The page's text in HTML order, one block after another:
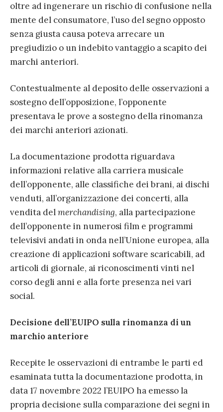
oltre ad ingenerare un rischio di confusione nella
mente del consumatore, l’uso del segno opposto
senza giusta causa poteva arrecare un
pregiudizio o un indebito vantaggio a scapito dei
marchi anteriori.
Contestualmente al deposito delle osservazioni a
sostegno dell’opposizione, l’opponente
presentava le prove a sostegno della rinomanza
dei marchi anteriori azionati.
La documentazione prodotta riguardava
informazioni relative alla carriera musicale
dell’opponente, alle classifiche dei brani, ai dischi
venduti, all’organizzazione dei concerti, alla
vendita delmerchandising, alla partecipazione
dell’opponente in numerosi film e programmi
televisivi andati in onda nell’Unione europea, alla
creazione di applicazioni software scaricabili, ad
articoli di giornale, ai riconoscimenti vinti nel
corso degli anni e alla forte presenza nei vari
social.
Decisione dell’EUIPO sulla rinomanza di un
marchio anteriore
Recepite le osservazioni di entrambe le parti ed
esaminata tutta la documentazione prodotta, in
data 17 novembre 2022 l’EUIPO ha emesso la
propria decisione sulla comparazione dei segni in